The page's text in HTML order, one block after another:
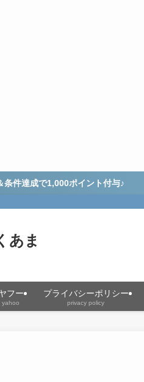
件達成で1,000ポイント付与♪
あま
フー
yahoo
プライバシーポリシー
privacy policy